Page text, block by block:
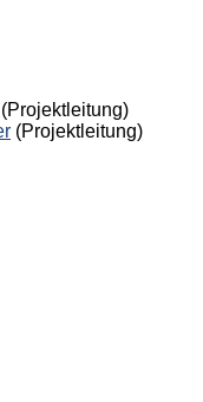
(Projektleitung)
(Projektleitung)